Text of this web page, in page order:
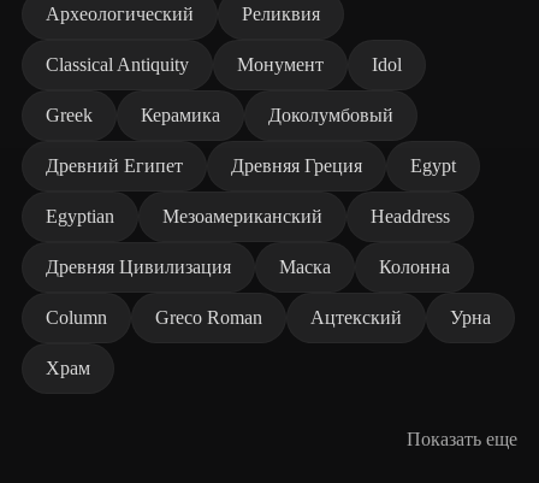
Археологический Реликвия
Classical Antiquity Монумент Idol
Greek Керамика Доколумбовый
Древний Египет Древняя Греция Egypt
Egyptian Мезоамериканский Headdress
Древняя Цивилизация Маска Колонна
Column Greco Roman Ацтекский Урна
Храм
Показать еще